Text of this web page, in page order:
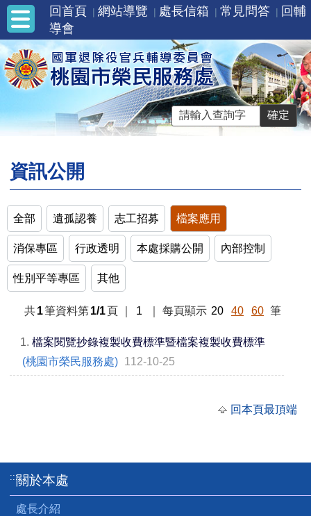
回首頁 網站導覽 處長信箱 常見問答
回輔
導會
資訊公開
全部 遺孤認養 志工招募 檔案應用
消保專區 行政透明 本處採購公開 內部控制
性別平等專區 其他
共1筆資料第1/1頁 1 每頁顯示 20 40 60 筆
1. 檔案閱覽抄錄複製收費標準暨檔案複製收費標準
(桃園市榮民服務處) 112-10-25
回本頁最頂端
:::關於本處
處長介紹